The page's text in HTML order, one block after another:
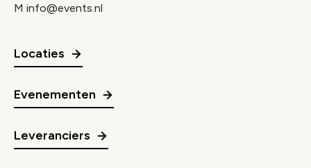
M info@events.nl
Locaties
Evenementen
Leveranciers